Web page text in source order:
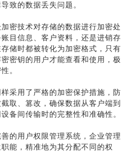
致的数据丢失问题。
密技术对存储的数据进行加密处
目信息、客户资料，还是进销存
储时都被转化为加密格式，只有
密钥的用户才能查看和使用，极
。
采用了严格的加密保护措施，防
取、篡改，确保数据从客户端到
备间传输时的完整性和准确性。
的用户权限管理系统，企业管理
能，精准地为其分配不同的权